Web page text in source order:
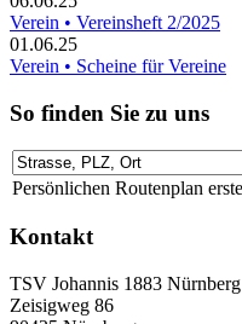
Verein • Vereinsheft 2/2025
01.06.25
Verein • Scheine für Vereine
So finden Sie zu uns
Persönlichen Routenplan
Kontakt
TSV Johannis 1883
Zeisigweg 86